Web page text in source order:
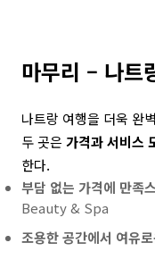
마무리 – 나트
나트랑 여행을 더욱 완
두 곳은 가격과 서비스
한다.
부담 없는 가격에 만족
Beauty & Spa
조용한 공간에서 여유